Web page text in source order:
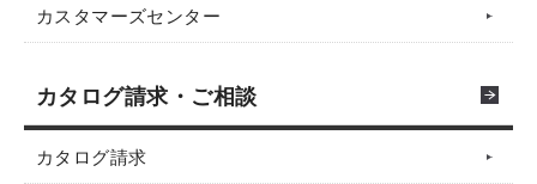
カスタマーズセンター
カタログ請求・ご相談
カタログ請求